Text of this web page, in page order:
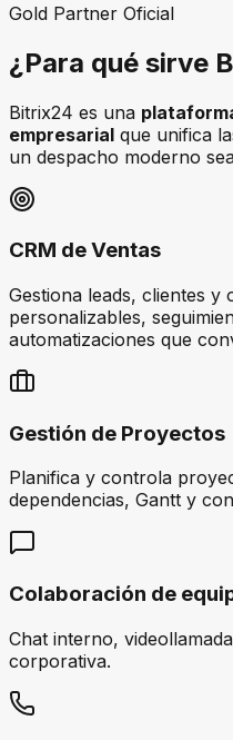
Gold Partner Oficial
¿Para qué sirve
Bitrix24 es una
empresarial que unifica
un despacho moderno
CRM de Ventas
Gestiona leads, clientes y
personalizables,
automatizaciones que
Gestión de Proyectos
Planifica y controla
dependencias, Gantt y
Colaboración de
Chat interno,
corporativa.